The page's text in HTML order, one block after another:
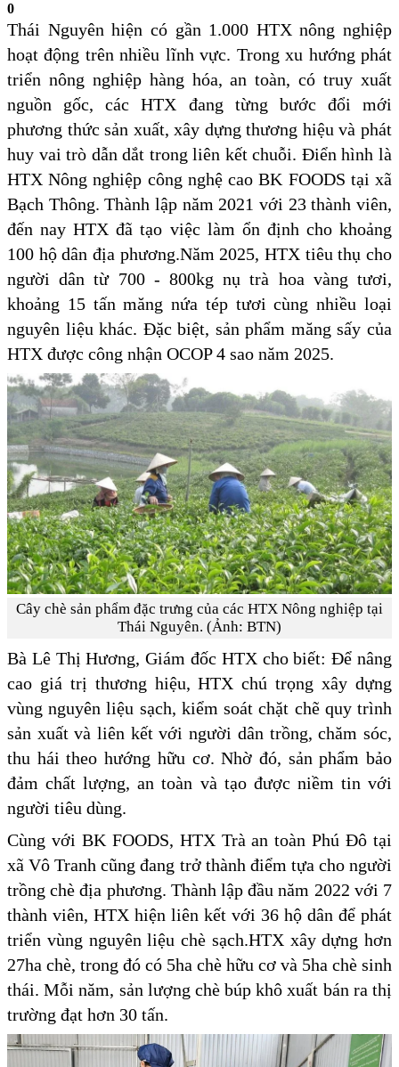
0
Thái Nguyên hiện có gần 1.000 HTX nông nghiệp
hoạt động trên nhiều lĩnh vực. Trong xu hướng phát
triển nông nghiệp hàng hóa, an toàn, có truy xuất
nguồn gốc, các HTX đang từng bước đổi mới
phương thức sản xuất, xây dựng thương hiệu và phát
huy vai trò dẫn dắt trong liên kết chuỗi. Điển hình là
HTX Nông nghiệp công nghệ cao BK FOODS tại xã
Bạch Thông. Thành lập năm 2021 với 23 thành viên,
đến nay HTX đã tạo việc làm ổn định cho khoảng
100 hộ dân địa phương.Năm 2025, HTX tiêu thụ cho
người dân từ 700 - 800kg nụ trà hoa vàng tươi,
khoảng 15 tấn măng nứa tép tươi cùng nhiều loại
nguyên liệu khác. Đặc biệt, sản phẩm măng sấy của
HTX được công nhận OCOP 4 sao năm 2025.
Cây chè sản phẩm đặc trưng của các HTX Nông nghiệp tại
Thái Nguyên. (Ảnh: BTN)
Bà Lê Thị Hương, Giám đốc HTX cho biết: Để nâng
cao giá trị thương hiệu, HTX chú trọng xây dựng
vùng nguyên liệu sạch, kiểm soát chặt chẽ quy trình
sản xuất và liên kết với người dân trồng, chăm sóc,
thu hái theo hướng hữu cơ. Nhờ đó, sản phẩm bảo
đảm chất lượng, an toàn và tạo được niềm tin với
người tiêu dùng.
Cùng với BK FOODS, HTX Trà an toàn Phú Đô tại
xã Vô Tranh cũng đang trở thành điểm tựa cho người
trồng chè địa phương. Thành lập đầu năm 2022 với 7
thành viên, HTX hiện liên kết với 36 hộ dân để phát
triển vùng nguyên liệu chè sạch.HTX xây dựng hơn
27ha chè, trong đó có 5ha chè hữu cơ và 5ha chè sinh
thái. Mỗi năm, sản lượng chè búp khô xuất bán ra thị
trường đạt hơn 30 tấn.